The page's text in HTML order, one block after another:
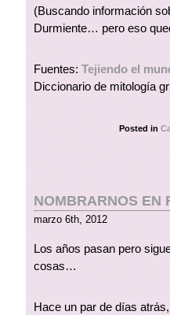
(Buscando información
Durmiente… pero eso
Fuentes:Tejiendo el
Diccionario de mitología
Posted in
NOMBRARNOS EN
marzo 6th, 2012
Los años pasan pero
cosas…
Hace un par de días